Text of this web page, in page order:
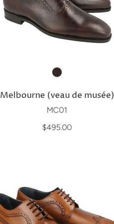
Melbourne (veau de musée)
MC01
$495.00